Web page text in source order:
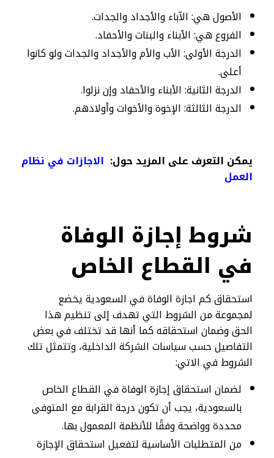
الأصول هي: الآباء والأجداد والجدات.
الفروع هي: الأبناء والبنات والأحفاد.
الدرجة الأولى: الأب والأم والأجداد والجدات ولو كانوا
أعلى.
الدرجة الثانية: الأبناء والأحفاد وإن نزلوا.
الدرجة الثالثة: الإخوة والأخوات وأولادهم.
يمكن التعرف على المزيد حول: الاجازات في نظام
العمل
شروط إجازة الوفاة
في القطاع الخاص
استحقاق كم اجازة الوفاة في السعودية يخضع
لمجموعة من الشروط التي تهدف إلى تنظيم هذا
الحق وضمان استحقاقه كما أنها قد تختلف في بعض
التفاصيل حسب سياسات الشركة الداخلية، وتتمثل تلك
الشروط في الاتي:
لضمان استحقاق إجازة الوفاة في القطاع الخاص
بالسعودية، يجب أن تكون درجة القرابة مع المتوفى
محددة وواضحة وفقًا للأنظمة المعمول بها.
من المتطلبات الأساسية لتفعيل استحقاق الإجازة